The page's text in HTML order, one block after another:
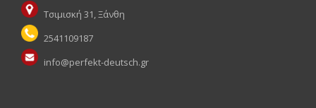
Τσιμισκή 31, Ξάνθη
2541109187
info@perfekt-deutsch.gr